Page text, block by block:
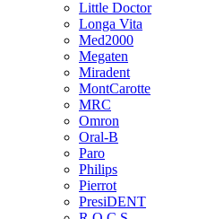
Little Doctor
Longa Vita
Med2000
Megaten
Miradent
MontCarotte
MRC
Omron
Oral-B
Paro
Philips
Pierrot
PresiDENT